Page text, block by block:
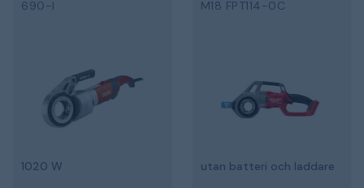
690-I
1020 W
M18 FPT114-0C
utan batteri och laddare